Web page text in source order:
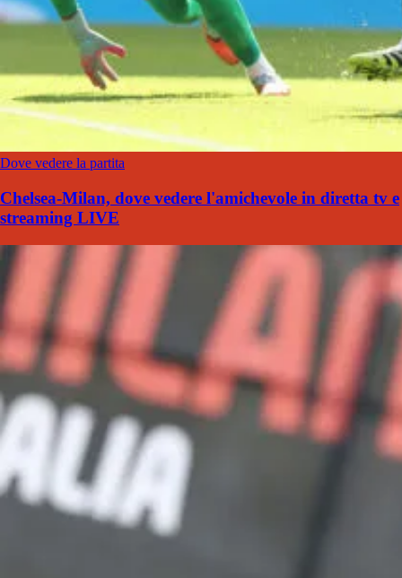
Dove vedere la partita
Chelsea-Milan, dove vedere l'amichevole in diretta tv e
streaming LIVE